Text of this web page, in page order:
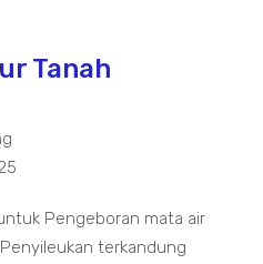
Tanah
Pengeboran mata air
terkandung